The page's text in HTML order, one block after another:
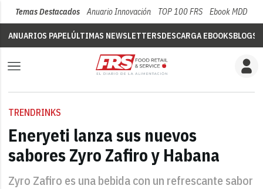
Temas Destacados Anuario Innovación TOP 100 FRS Ebook MDD
ANUARIOS PAPELÚLTIMAS NEWSLETTERSDESCARGA EBOOKSBLOGS
TRENDRINKS
Eneryeti lanza sus nuevos
sabores Zyro Zafiro y Habana
Zyro Zafiro es una bebida con un refrescante sabor